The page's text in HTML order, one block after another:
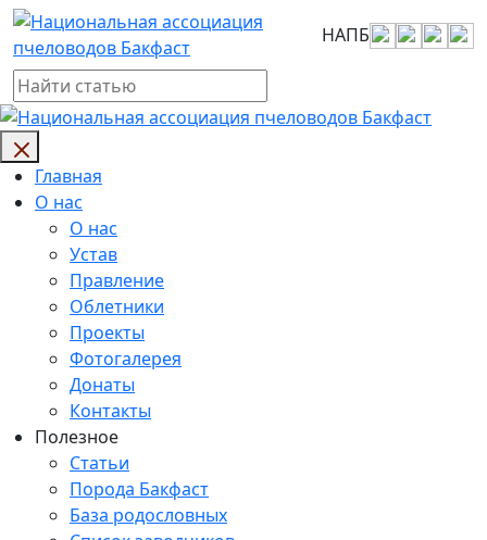
Skip
content
НАПБ
Главная
О нас
О нас
Устав
Правление
Облетники
Проекты
Фотогалерея
Донаты
Контакты
Полезное
Статьи
Порода Бакфаст
База родословных